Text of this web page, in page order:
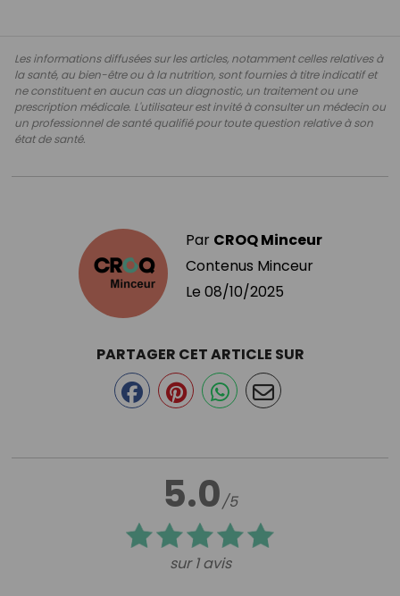
Les informations diffusées sur les articles, notamment celles relatives à
la santé, au bien-être ou à la nutrition, sont fournies à titre indicatif et
ne constituent en aucun cas un diagnostic, un traitement ou une
prescription médicale. L'utilisateur est invité à consulter un médecin ou
un professionnel de santé qualifié pour toute question relative à son
état de santé.
Par CROQ Minceur
Contenus Minceur
Le 08/10/2025
5.0/5
sur 1 avis
PARTAGER CET ARTICLE SUR